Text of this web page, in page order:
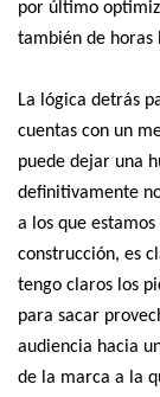
por último
también de horas
La lógica detrás
cuentas con un
puede dejar una
definitivamente
a los que
construcción, es
tengo claros los
para sacar
audiencia hacia
de la marca a la